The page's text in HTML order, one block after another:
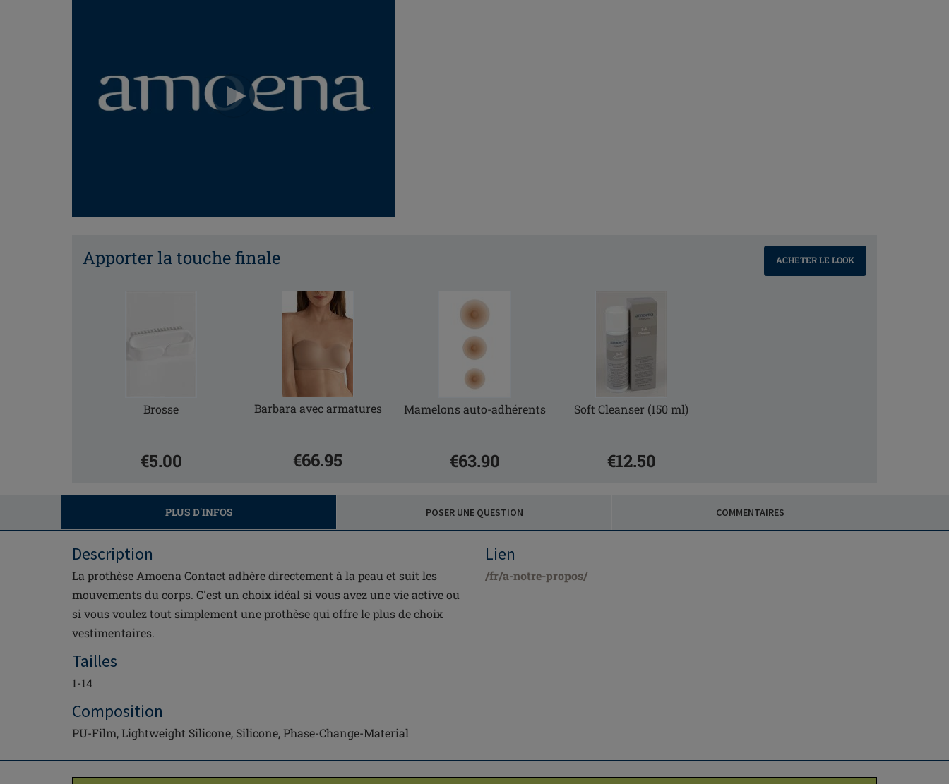
Apporter la touche finale
Brosse
€5.00
Barbara avec armatures
€66.95
Mamelons auto-adhérents
€63.90
Soft Cleanser (150 ml)
€12.50
ACHETER LE LOOK
PLUS D'INFOS POSER UNE QUESTION COMMENTAIRES
Description
La prothèse Amoena Contact adhère directement à la peau et suit les
mouvements du corps. C'est un choix idéal si vous avez une vie active ou
si vous voulez tout simplement une prothèse qui offre le plus de choix
vestimentaires.
Tailles
1-14
Composition
PU-Film, Lightweight Silicone, Silicone, Phase-Change-Material
Lien
/fr/a-notre-propos/